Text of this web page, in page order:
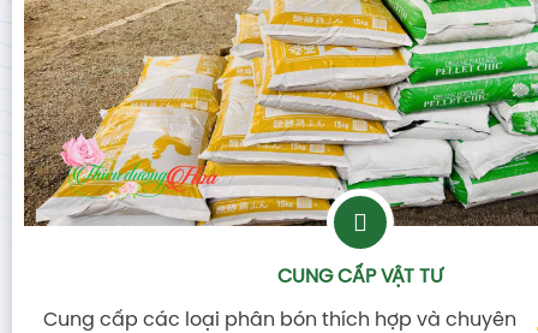
CUNG CẤP VẬT TƯ
Cung cấp các loại phân bón thích hợp và chuyên